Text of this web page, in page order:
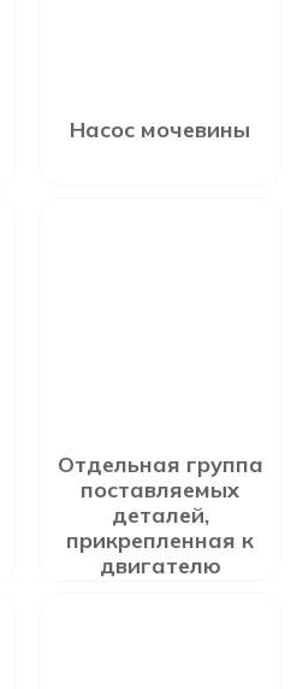
Насос мочевины
Отдельная группа
поставляемых
деталей,
прикрепленная к
двигателю